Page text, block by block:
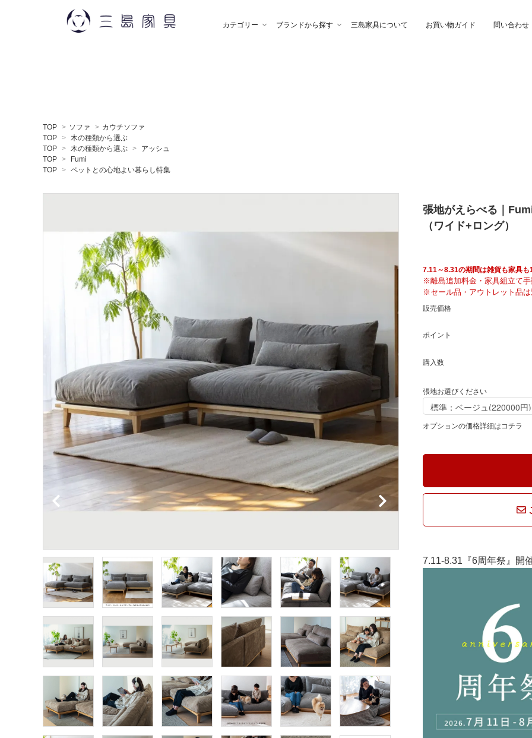
カテゴリー
デスク
ミラー
ブランドから探す
薫玉堂
神藤タオル
にじゆら
BIRDS'WORDS ひむか
フランジパニラタン
mina perhonen ヤマチク LISA LARSON
三島家具について お買い物ガイド 問い合わせ
TOP > ソファ > カウチソファ
TOP > 木の種類から選ぶ
TOP > 木の種類から選ぶ >
アッシュ
TOP >
Fumi
TOP > ペットとの心地よい暮らし特集
張地がえらべる｜
（ワイド+ロング）
7.11～8.31の期間は雑貨も家具
※離島追加料金・家具組立て
※セール品・アウトレット品
販売価格
ポイント
購入数
張地お選びください
オプションの価格詳細はコチラ
7.11-8.31『6周年祭』開